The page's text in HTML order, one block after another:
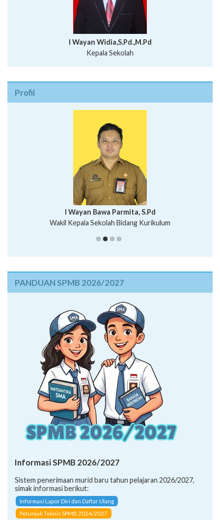
I Wayan Widia,S.Pd.,M.Pd
Kepala Sekolah
Profil
Putu Suhartana, S.Pd.
I Wayan Bawa Parmita, S.Pd
Wakil Kepala Sekolah Bidang Kurikulum
I Wayan Gede Aditya Pratita, S.Pd., M.Sn
Ni Wayan Nopi Sutantri, S.Pd.
PANDUAN SPMB 2026/2027
Informasi SPMB 2026/2027
Sistem penerimaan murid baru tahun pelajaran 2026/2027,
simak informasi berikut:
Informasi Lapor Diri dan Daftar Ulang
Petunjuk Teknis SPMB 2026/2027